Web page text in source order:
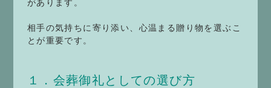
があります。
相手の気持ちに寄り添い、心温まる贈り物を選ぶこ
とが重要です。
１．会葬御礼としての選び方